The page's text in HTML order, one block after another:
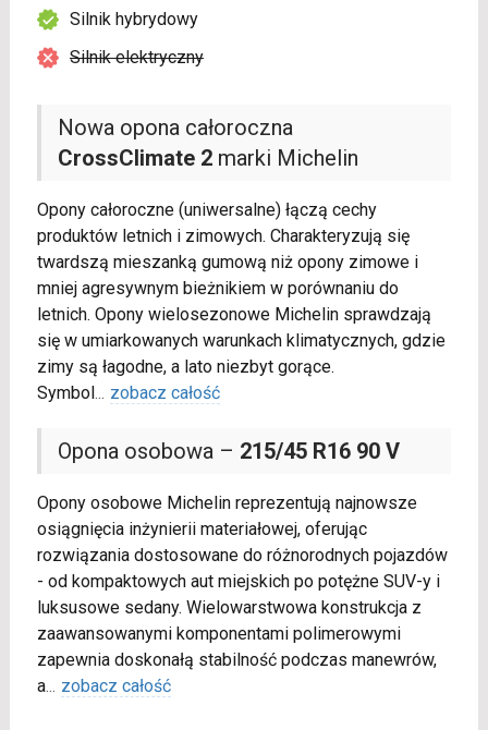
Nowa opona całoroczna
CrossClimate 2marki Michelin
Opony całoroczne (uniwersalne) łączą cechy
produktów letnich i zimowych. Charakteryzują się
twardszą mieszanką gumową niż opony zimowe i
mniej agresywnym bieżnikiem w porównaniu do
letnich. Opony wielosezonowe Michelin sprawdzają
się w umiarkowanych warunkach klimatycznych, gdzie
zimy są łagodne, a lato niezbyt gorące.
Symbol... zobacz całość
Opona osobowa – 215/45 R16 90 V
Opony osobowe Michelin reprezentują najnowsze
osiągnięcia inżynierii materiałowej, oferując
rozwiązania dostosowane do różnorodnych pojazdów
- od kompaktowych aut miejskich po potężne SUV-y i
luksusowe sedany. Wielowarstwowa konstrukcja z
zaawansowanymi komponentami polimerowymi
zapewnia doskonałą stabilność podczas manewrów,
a... zobacz całość
Silnik hybrydowy
Silnik elektryczny